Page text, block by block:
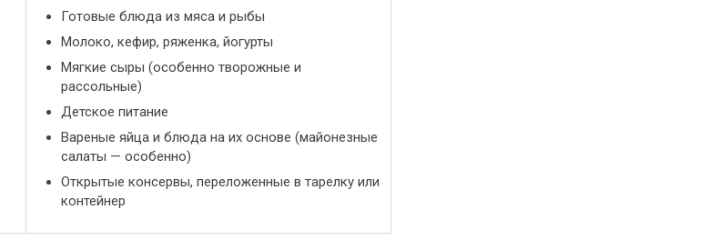
Готовые блюда из мяса и рыбы
Молоко, кефир, ряженка, йогурты
Мягкие сыры (особенно творожные и
рассольные)
Детское питание
Вареные яйца и блюда на их основе (майонезные
салаты — особенно)
Открытые консервы, переложенные в тарелку или
контейнер